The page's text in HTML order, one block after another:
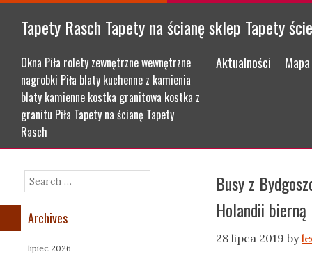
Tapety Rasch Tapety na ścianę sklep Tapety
Okna Piła rolety zewnętrzne wewnętrzne
nagrobki Piła blaty kuchenne z kamienia
blaty kamienne kostka granitowa kostka z
granitu Piła Tapety na ścianę Tapety
Rasch
Menu
Skip to content
Aktualności
Busy z
Holandii bierną
28 lipca 2019 by
Search
Archives
lipiec 2026